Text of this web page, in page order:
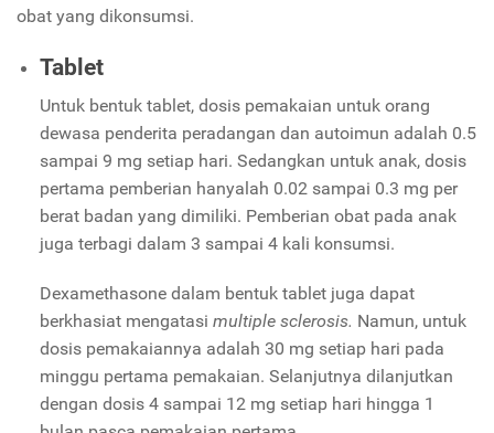
obat yang dikonsumsi.
Tablet
Untuk bentuk tablet, dosis pemakaian untuk orang
dewasa penderita peradangan dan autoimun adalah 0.5
sampai 9 mg setiap hari. Sedangkan untuk anak, dosis
pertama pemberian hanyalah 0.02 sampai 0.3 mg per
berat badan yang dimiliki. Pemberian obat pada anak
juga terbagi dalam 3 sampai 4 kali konsumsi.
Dexamethasone dalam bentuk tablet juga dapat
berkhasiat mengatasi multiple sclerosis. Namun, untuk
dosis pemakaiannya adalah 30 mg setiap hari pada
minggu pertama pemakaian. Selanjutnya dilanjutkan
dengan dosis 4 sampai 12 mg setiap hari hingga 1